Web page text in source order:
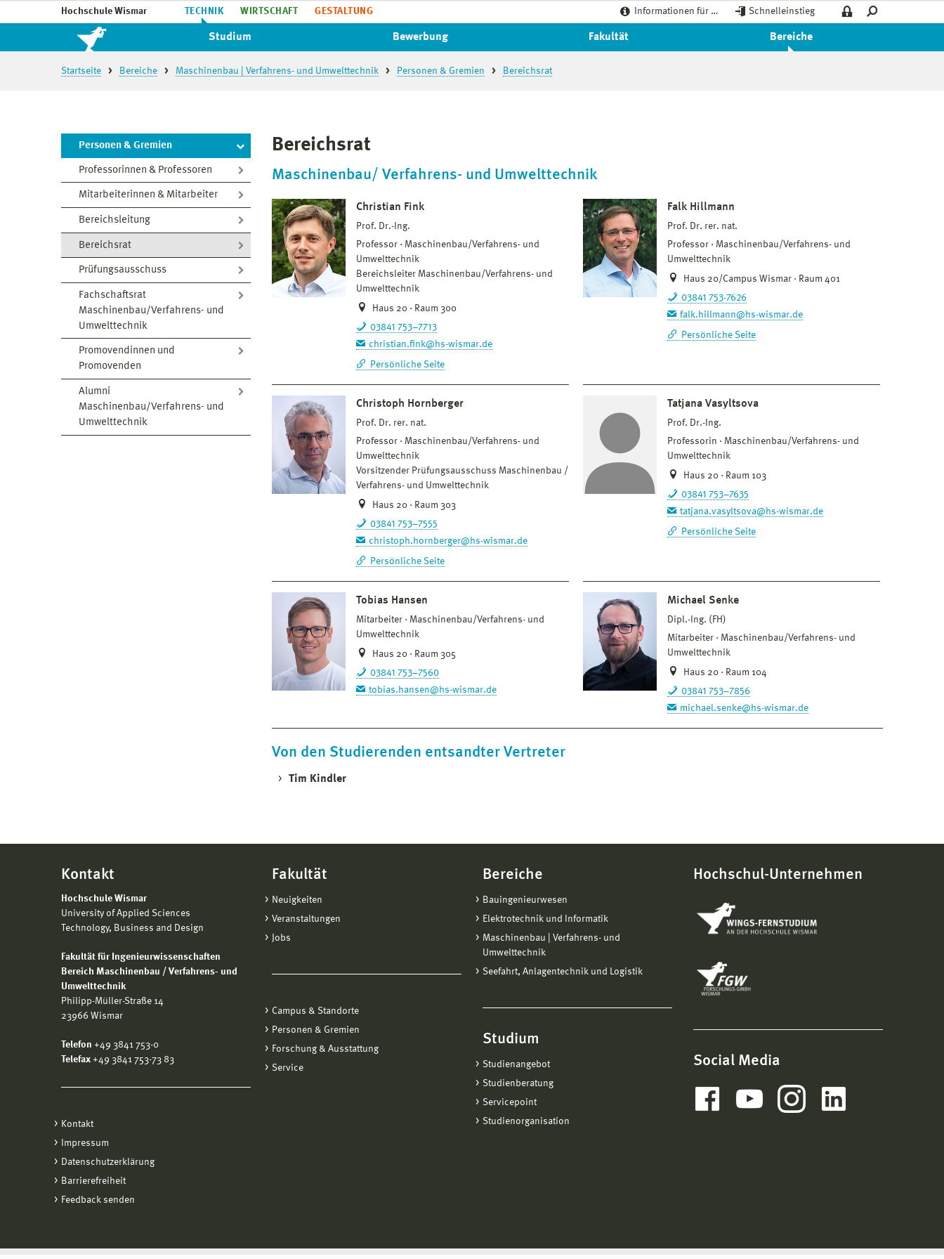
Hochschule Wismar TECHNIK WIRTSCHAFT GESTALTUNG Informationen für … Schnelleinstieg
Studium Bewerbung Fakultät Bereiche
Startseite Bereiche Maschinenbau | Verfahrens- und Umwelttechnik Personen & Gremien Bereichsrat
Personen & Gremien
Professorinnen & Professoren
Mitarbeiterinnen & Mitarbeiter
Bereichsleitung
Bereichsrat
Prüfungsausschuss
Fachschaftsrat
Maschinenbau/Verfahrens- und
Umwelttechnik
Promovendinnen und
Promovenden
Alumni
Maschinenbau/Verfahrens- und
Umwelttechnik
Bereichsrat
Maschinenbau/ Verfahrens- und Umwelttechnik
Christian Fink
Prof. Dr.-Ing.
Professor
Maschinenbau/Verfahrens- und
Umwelttechnik
Bereichsleiter Maschinenbau/Verfahrens- und
Umwelttechnik
Haus 20 · Raum 300
03841 753–7713
christian.fink@hs-wismar.de
Persönliche Seite
Falk Hillmann
Prof. Dr. rer. nat.
Professor
Maschinenbau/Verfahrens- und
Umwelttechnik
Haus 20/Campus Wismar · Raum 401
03841 753-7626
falk.hillmann@hs-wismar.de
Persönliche Seite
Christoph Hornberger
Prof. Dr. rer. nat.
Professor
Maschinenbau/Verfahrens- und
Umwelttechnik
Vorsitzender Prüfungsausschuss Maschinenbau /
Verfahrens- und Umwelttechnik
Haus 20 · Raum 303
03841 753–7555
christoph.hornberger@hs-wismar.de
Persönliche Seite
Tatjana Vasyltsova
Prof. Dr.-Ing.
Professorin
Maschinenbau/Verfahrens- und
Umwelttechnik
Haus 20 · Raum 103
03841 753–7635
tatjana.vasyltsova@hs-wismar.de
Persönliche Seite
Tobias Hansen
Mitarbeiter
Maschinenbau/Verfahrens- und
Umwelttechnik
Haus 20 · Raum 305
03841 753–7560
tobias.hansen@hs-wismar.de
Michael Senke
Dipl.-Ing. (FH)
Mitarbeiter
Maschinenbau/Verfahrens- und
Umwelttechnik
Haus 20 · Raum 104
03841 753–7856
michael.senke@hs-wismar.de
Von den Studierenden entsandter Vertreter
Tim Kindler
Kontakt
Hochschule Wismar
University of Applied Sciences
Technology, Business and Design
Fakultät für Ingenieurwissenschaften
Bereich Maschinenbau / Verfahrens- und
Umwelttechnik
Philipp-Müller-Straße 14
23966 Wismar
Telefon +49 3841 753-0
Telefax +49 3841 753-73 83
Kontakt
Impressum
Datenschutzerklärung
Barrierefreiheit
Feedback senden
Fakultät
Neuigkeiten
Veranstaltungen
Jobs
Campus & Standorte
Personen & Gremien
Forschung & Ausstattung
Service
Bereiche
Bauingenieurwesen
Elektrotechnik und Informatik
Maschinenbau | Verfahrens- und
Umwelttechnik
Seefahrt, Anlagentechnik und Logistik
Studium
Studienangebot
Studienberatung
Servicepoint
Studienorganisation
Hochschul-Unternehmen
Social Media